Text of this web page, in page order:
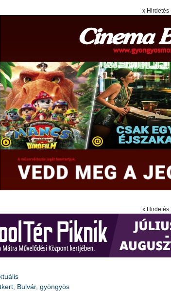
x Hirdetés
x Hirdetés
Bulvár,gyöngyös